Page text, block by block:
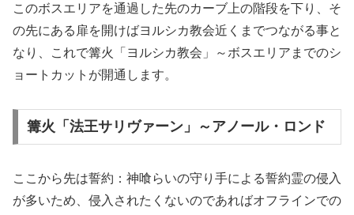
このボスエリアを通過した先のカーブ上の階段を下り、そ
の先にある扉を開けばヨルシカ教会近くまでつながる事と
なり、これで篝火「ヨルシカ教会」～ボスエリアまでのシ
ョートカットが開通します。
篝火「法王サリヴァーン」～アノール・ロンド
ここから先は誓約：神喰らいの守り手による誓約霊の侵入
が多いため、侵入されたくないのであればオフラインでの